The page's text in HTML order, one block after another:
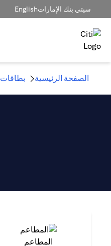
سيتي بنك الإماراتEnglish
الصفحة الرئيسية بطاقات
المطاعم